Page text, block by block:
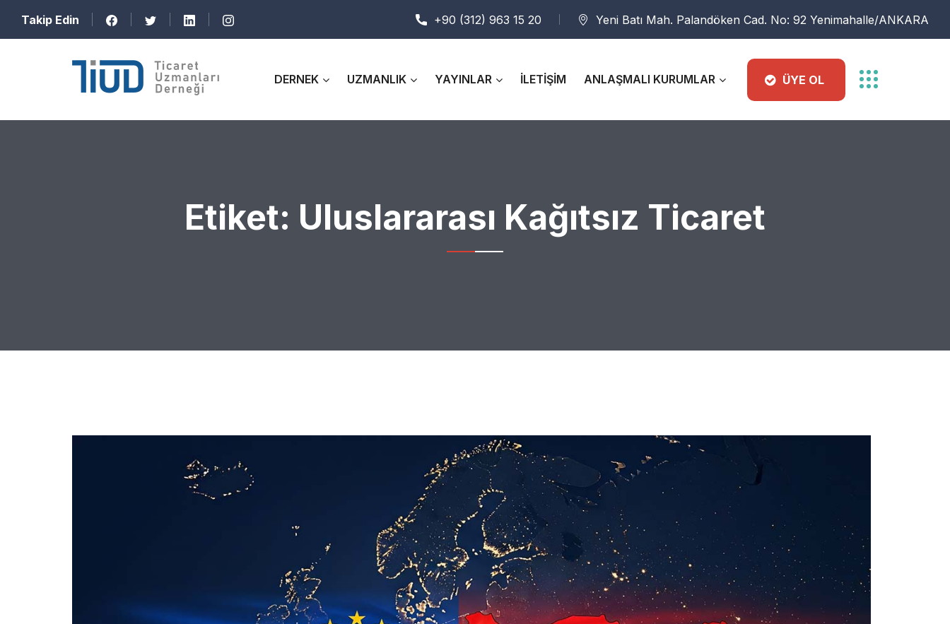
Takip Edin +90 (312) 963 15 20 Yeni Batı Mah. Palandöken Cad. No: 92 Yenimahalle/ANKARA
DERNEK UZMANLIK YAYINLAR İLETİŞİM ANLAŞMALI KURUMLAR ÜYE OL
Etiket: Uluslararası Kağıtsız Ticaret